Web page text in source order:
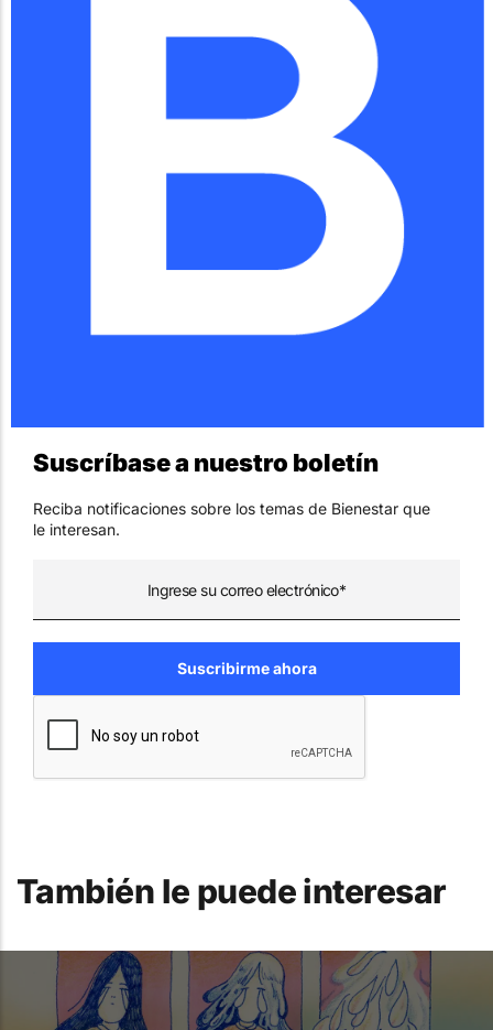
Suscríbase a nuestro boletín
Reciba notificaciones sobre los temas de Bienestar que
le interesan.
También le puede interesar